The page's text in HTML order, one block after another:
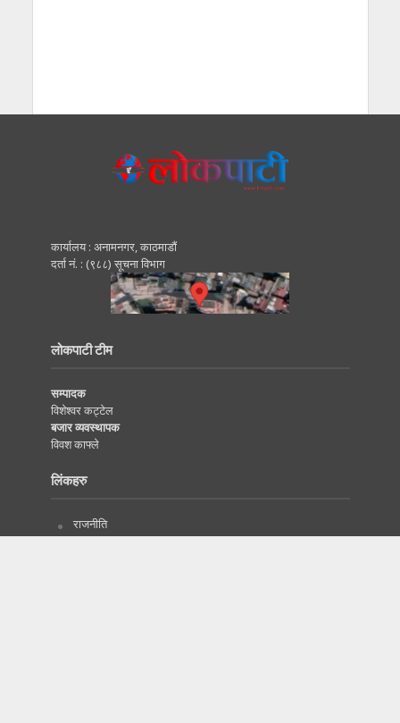
कार्यालय : अनामनगर, काठमाडाैं
दर्ता नं. : (९८८) सूचना विभाग
लोकपाटी टीम
सम्पादक
विशेश्वर कट्टेल
बजार व्यवस्थापक
विवश काफ्ले
लिंकहरु
राजनीति